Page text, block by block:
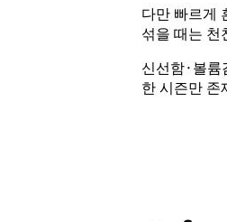
다만 빠르게
섞을 때는 천
신선함·볼륨
한 시즌만 존